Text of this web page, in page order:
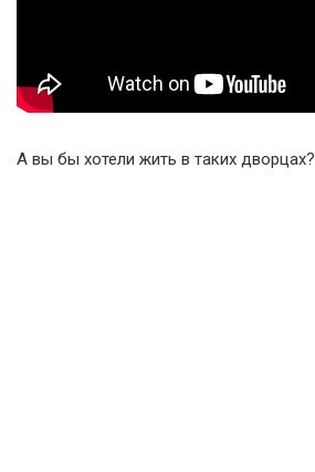
А вы бы хотели жить в таких дворцах?